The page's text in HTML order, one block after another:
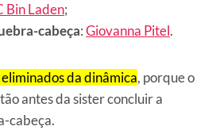
Bin Laden;
cabeça:Giovanna Pitel.
da dinâmica, porque o
antes da sister concluir a
cabeça.